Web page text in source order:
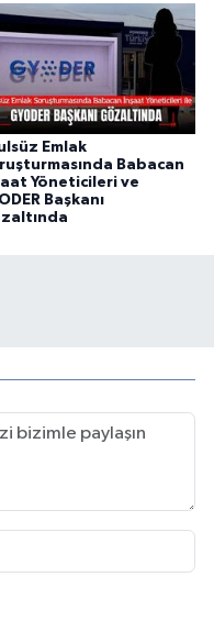
Emlak
Babacan
Yöneticileri ve
Başkanı